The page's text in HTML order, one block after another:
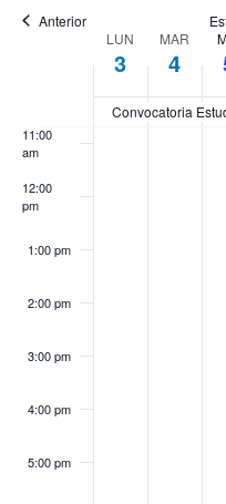
Anterior
Semana
Eventos
LUN
3
MAR
4
Convocatoria
11:00
am
12:00
pm
1:00 pm
2:00 pm
3:00 pm
4:00 pm
5:00 pm